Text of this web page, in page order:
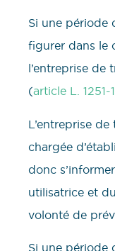
Si une période
figurer dans le
l’entreprise de
(article L.
L’entreprise
chargée
donc
utilisatrice et
volonté de
Si une période